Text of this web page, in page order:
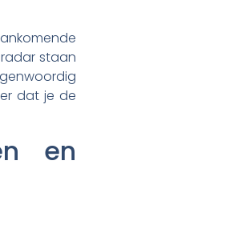
staan
dat je de
en